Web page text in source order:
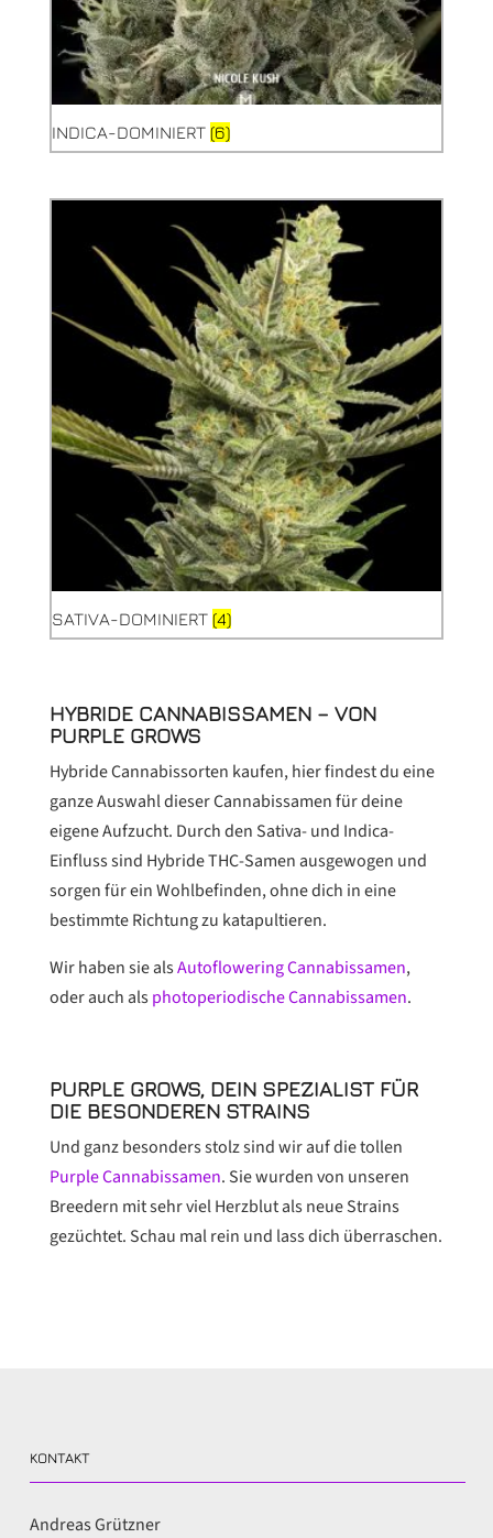
INDICA-DOMINIERT (6)
SATIVA-DOMINIERT (4)
HYBRIDE CANNABISSAMEN – VON
PURPLE GROWS
Hybride Cannabissorten kaufen, hier findest du eine
ganze Auswahl dieser Cannabissamen für deine
eigene Aufzucht. Durch den Sativa- und Indica-
Einfluss sind Hybride THC-Samen ausgewogen und
sorgen für ein Wohlbefinden, ohne dich in eine
bestimmte Richtung zu katapultieren.
Wir haben sie alsAutoflowering Cannabissamen,
oder auch alsphotoperiodische Cannabissamen.
PURPLE GROWS, DEIN SPEZIALIST FÜR
DIE BESONDEREN STRAINS
Und ganz besonders stolz sind wir auf die tollen
Purple Cannabissamen. Sie wurden von unseren
Breedern mit sehr viel Herzblut als neue Strains
gezüchtet. Schau mal rein und lass dich überraschen.
KONTAKT
Andreas Grützner